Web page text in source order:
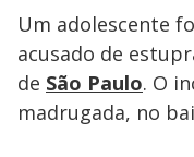
Um adolescente
acusado de
de São Paulo. O
madrugada, no